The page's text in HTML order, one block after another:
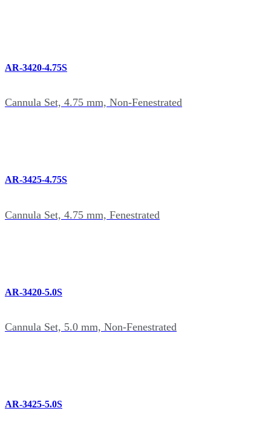
AR-3420-4.75S
Cannula Set, 4.75 mm, Non-Fenestrated
AR-3425-4.75S
Cannula Set, 4.75 mm, Fenestrated
AR-3420-5.0S
Cannula Set, 5.0 mm, Non-Fenestrated
AR-3425-5.0S